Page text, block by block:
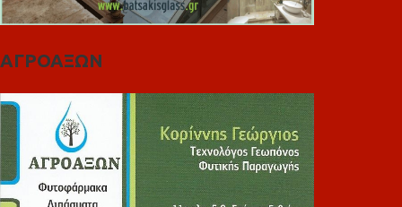
ΑΓΡΟΑΞΩΝ